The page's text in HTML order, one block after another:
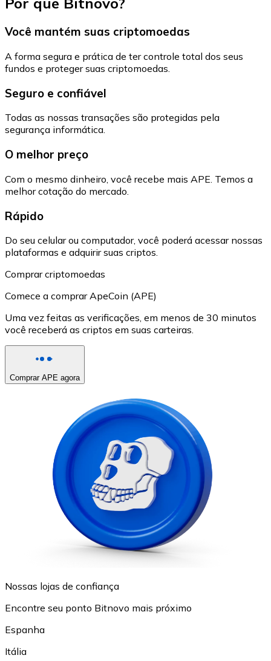
Você mantém suas criptomoedas
A forma segura e prática de ter controle total dos seus
fundos e proteger suas criptomoedas.
Seguro e confiável
Todas as nossas transações são protegidas pela
segurança informática.
O melhor preço
Com o mesmo dinheiro, você recebe mais APE. Temos a
melhor cotação do mercado.
Rápido
Do seu celular ou computador, você poderá acessar nossas
plataformas e adquirir suas criptos.
Comprar criptomoedas
Comece a comprar ApeCoin (APE)
Uma vez feitas as verificações, em menos de 30 minutos
você receberá as criptos em suas carteiras.
Comprar APE agora
Nossas lojas de confiança
Encontre seu ponto Bitnovo mais próximo
Espanha
Itália